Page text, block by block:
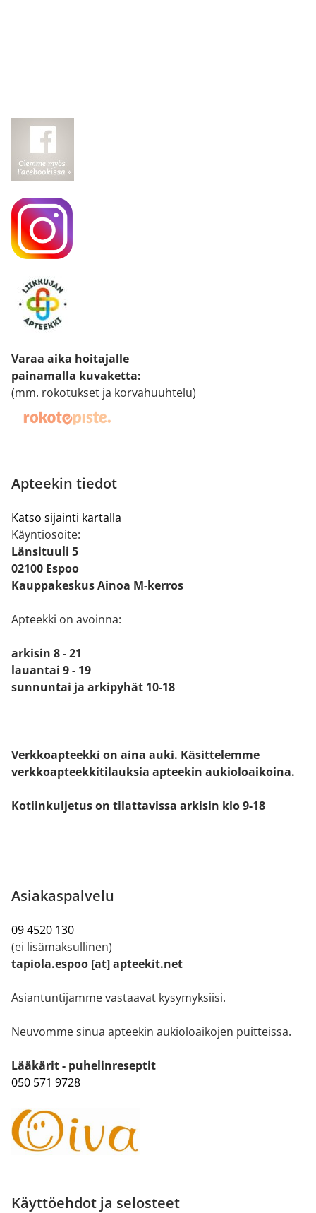
Varaa aika hoitajalle
painamalla kuvaketta:
(mm. rokotukset ja korvahuuhtelu)
Apteekin tiedot
Katso sijainti kartalla
Käyntiosoite:
Länsituuli 5
02100 Espoo
Kauppakeskus Ainoa M-kerros
Apteekki on avoinna:
arkisin 8 - 21
lauantai 9 - 19
sunnuntai ja arkipyhät 10-18
Verkkoapteekki on aina auki. Käsittelemme
verkkoapteekkitilauksia apteekin aukioloaikoina.
Kotiinkuljetus on tilattavissa arkisin klo 9-18
Asiakaspalvelu
09 4520 130
(ei lisämaksullinen)
tapiola.espoo [at] apteekit.net
Asiantuntijamme vastaavat kysymyksiisi.
Neuvomme sinua apteekin aukioloaikojen puitteissa.
Lääkärit - puhelinreseptit
050 571 9728
Käyttöehdot ja selosteet